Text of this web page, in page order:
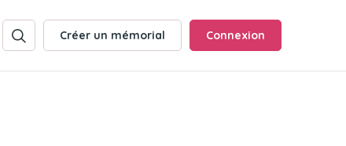
Créer un mémorial Connexion